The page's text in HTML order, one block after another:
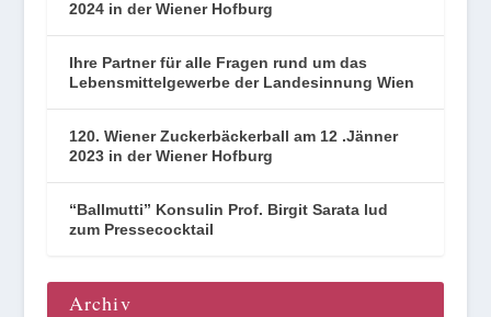
2024 in der Wiener Hofburg
Ihre Partner für alle Fragen rund um das
Lebensmittelgewerbe der Landesinnung Wien
120. Wiener Zuckerbäckerball am 12 .Jänner
2023 in der Wiener Hofburg
“Ballmutti” Konsulin Prof. Birgit Sarata lud
zum Pressecocktail
Archiv